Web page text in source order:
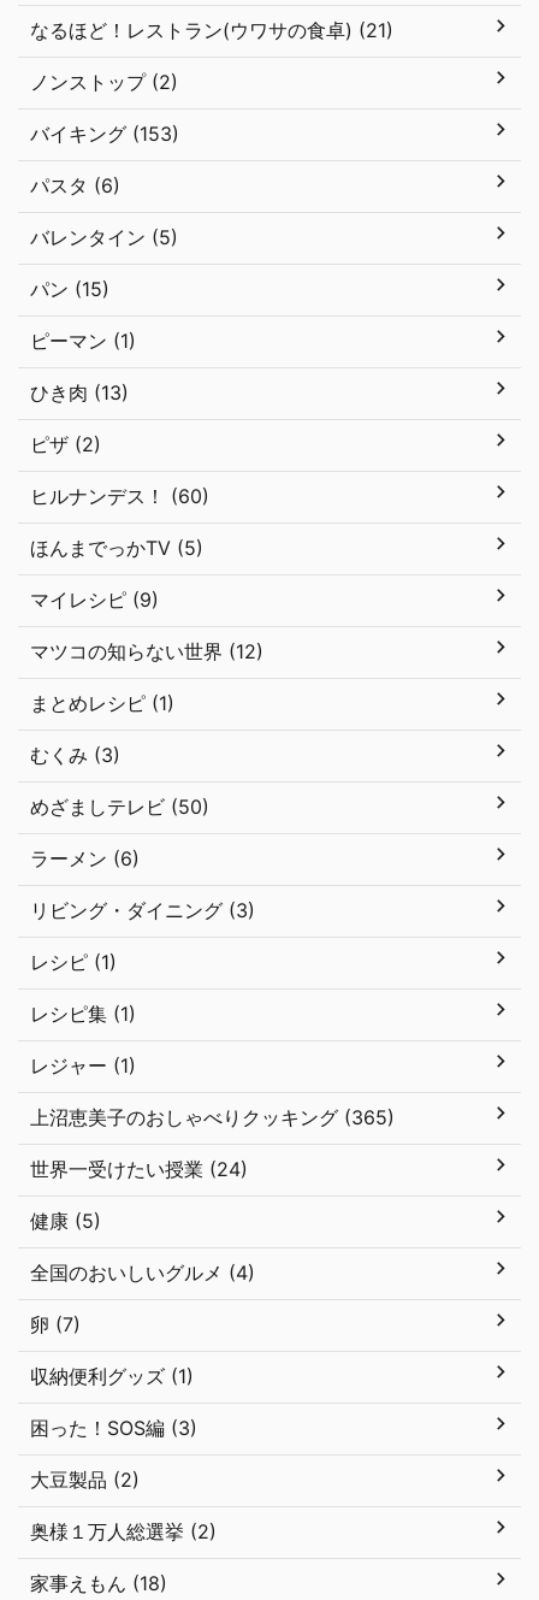
なるほど！レストラン(ウワサの食卓) (21)
ノンストップ (2)
バイキング (153)
パスタ (6)
バレンタイン (5)
パン (15)
ピーマン (1)
ひき肉 (13)
ピザ (2)
ヒルナンデス！ (60)
ほんまでっかTV (5)
マイレシピ (9)
マツコの知らない世界 (12)
まとめレシピ (1)
むくみ (3)
めざましテレビ (50)
ラーメン (6)
リビング・ダイニング (3)
レシピ (1)
レシピ集 (1)
レジャー (1)
上沼恵美子のおしゃべりクッキング (365)
世界一受けたい授業 (24)
健康 (5)
全国のおいしいグルメ (4)
卵 (7)
収納便利グッズ (1)
困った！SOS編 (3)
大豆製品 (2)
奥様１万人総選挙 (2)
家事えもん (18)